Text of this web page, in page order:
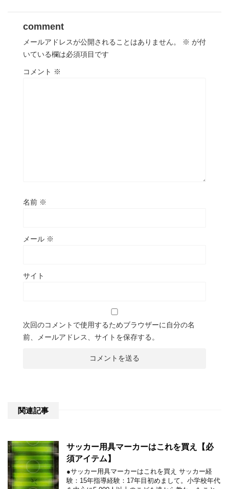
comment
メールアドレスが公開されることはありません。 ※ が付
いている欄は必須項目です
コメント ※
名前 ※
メール ※
サイト
次回のコメントで使用するためブラウザーに自分の名
前、メールアドレス、サイトを保存する。
関連記事
サッカー用具マーカーはこれを買え【必
須アイテム】
●サッカー用具マーカーはこれを買え サッカー経
験：15年指導経験：17年目初めまして。小学校年代